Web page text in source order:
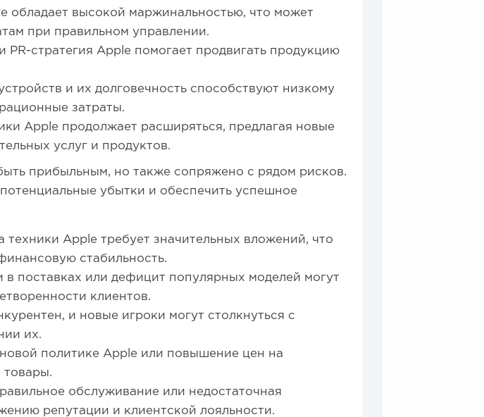
обладает высокой маржинальностью, что может
при правильном управлении.
стратегия Apple помогает продвигать продукцию
и их долговечность способствуют низкому
затраты.
Apple продолжает расширяться, предлагая новые
услуг и продуктов.
прибыльным, но также сопряжено с рядом рисков.
убытки и обеспечить успешное
Apple требует значительных вложений, что
стабильность.
поставках или дефицит популярных моделей могут
клиентов.
и новые игроки могут столкнуться с
их.
политике Apple или повышение цен на
товары.
обслуживание или недостаточная
репутации и клиентской лояльности.